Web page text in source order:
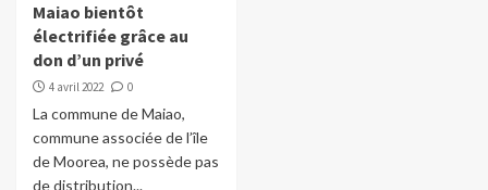
Maiao bientôt
électrifiée grâce au
don d’un privé
4 avril 2022 0
La commune de Maiao,
commune associée de l’île
de Moorea, ne possède pas
de distribution...